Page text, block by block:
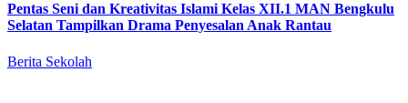
Pentas Seni dan Kreativitas Islami Kelas XII.1 MAN Bengkulu
Selatan Tampilkan Drama Penyesalan Anak Rantau
Berita Sekolah